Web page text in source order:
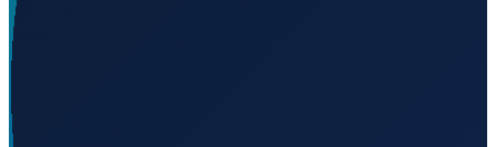
Wird geladen...